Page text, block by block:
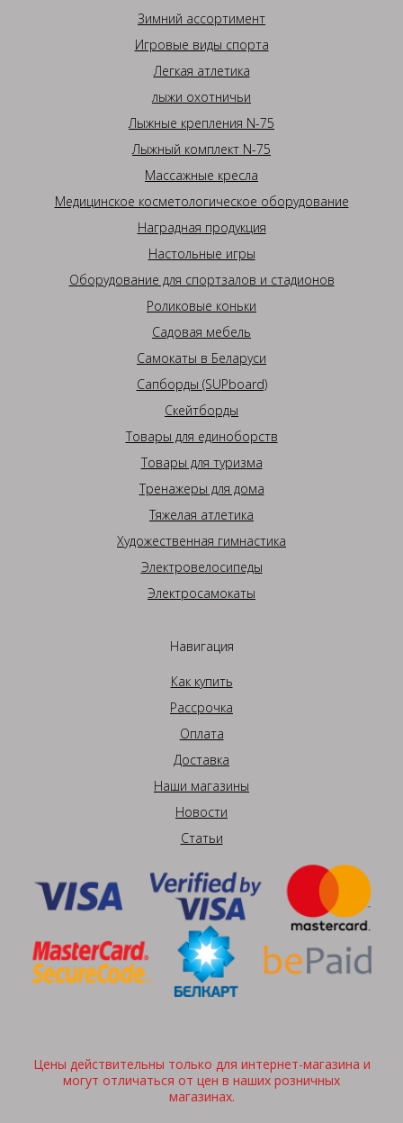
Зимний ассортимент
Игровые виды спорта
Легкая атлетика
лыжи охотничьи
Лыжные крепления N-75
Лыжный комплект N-75
Массажные кресла
Медицинское косметологическое оборудование
Наградная продукция
Настольные игры
Оборудование для спортзалов и стадионов
Роликовые коньки
Садовая мебель
Самокаты в Беларуси
Сапборды (SUPboard)
Скейтборды
Товары для единоборств
Товары для туризма
Тренажеры для дома
Тяжелая атлетика
Художественная гимнастика
Электровелосипеды
Электросамокаты
Навигация
Как купить
Рассрочка
Оплата
Доставка
Наши магазины
Новости
Статьи
Цены действительны только для интернет-магазина и
могут отличаться от цен в наших розничных
магазинах.